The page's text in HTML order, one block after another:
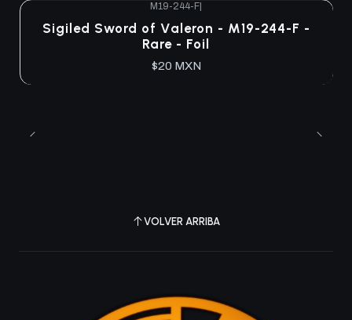
Agotado
M19-244-F
Sigiled Sword of Valeron - M19-244-F -
Rare - Foil
$20 MXN
VOLVER ARRIBA